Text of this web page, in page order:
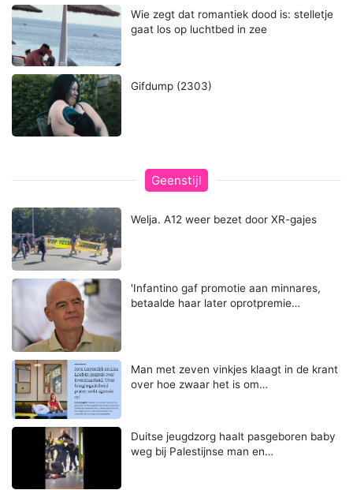
Wie zegt dat romantiek dood is: stelletje
gaat los op luchtbed in zee
Gifdump (2303)
Geenstijl
Welja. A12 weer bezet door XR-gajes
'Infantino gaf promotie aan minnares,
betaalde haar later oprotpremie…
Man met zeven vinkjes klaagt in de krant
over hoe zwaar het is om…
Duitse jeugdzorg haalt pasgeboren baby
weg bij Palestijnse man en…